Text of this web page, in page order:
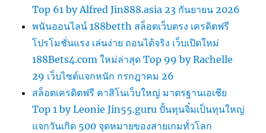
Top 61 by Alfred Jin888.asia 23 กันยายน 2026
พนันออนไลน์ 188betth สล็อตเว็บตรง เครดิตฟรี
โปรโมชั่นแรง เล่นง่าย ถอนได้จริง เว็บเปิดใหม่
188Bets4.com ใหม่ล่าสุด Top 99 by Rachelle
29 เว็บไซต์แจกหนัก กรกฎาคม 26
สล็อตเครดิตฟรี คาสิโนเว็บใหญ่ มาตรฐานเอเชีย
Top 1 by Leonie Jin55.guru ปั้นทุนจิ๋มเป็นทุนใหญ่
แจกวันเกิด 500 จุดหมายของสายเกมทั่วโลก